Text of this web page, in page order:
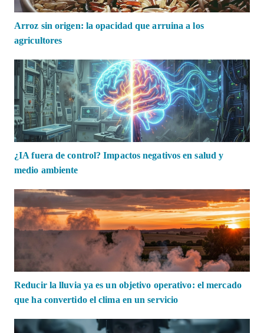
Arroz sin origen: la opacidad que arruina a los
agricultores
¿IA fuera de control? Impactos negativos en salud y
medio ambiente
Reducir la lluvia ya es un objetivo operativo: el mercado
que ha convertido el clima en un servicio